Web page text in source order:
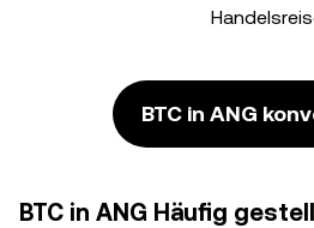
BTC in ANG
BTC in ANG Häufig